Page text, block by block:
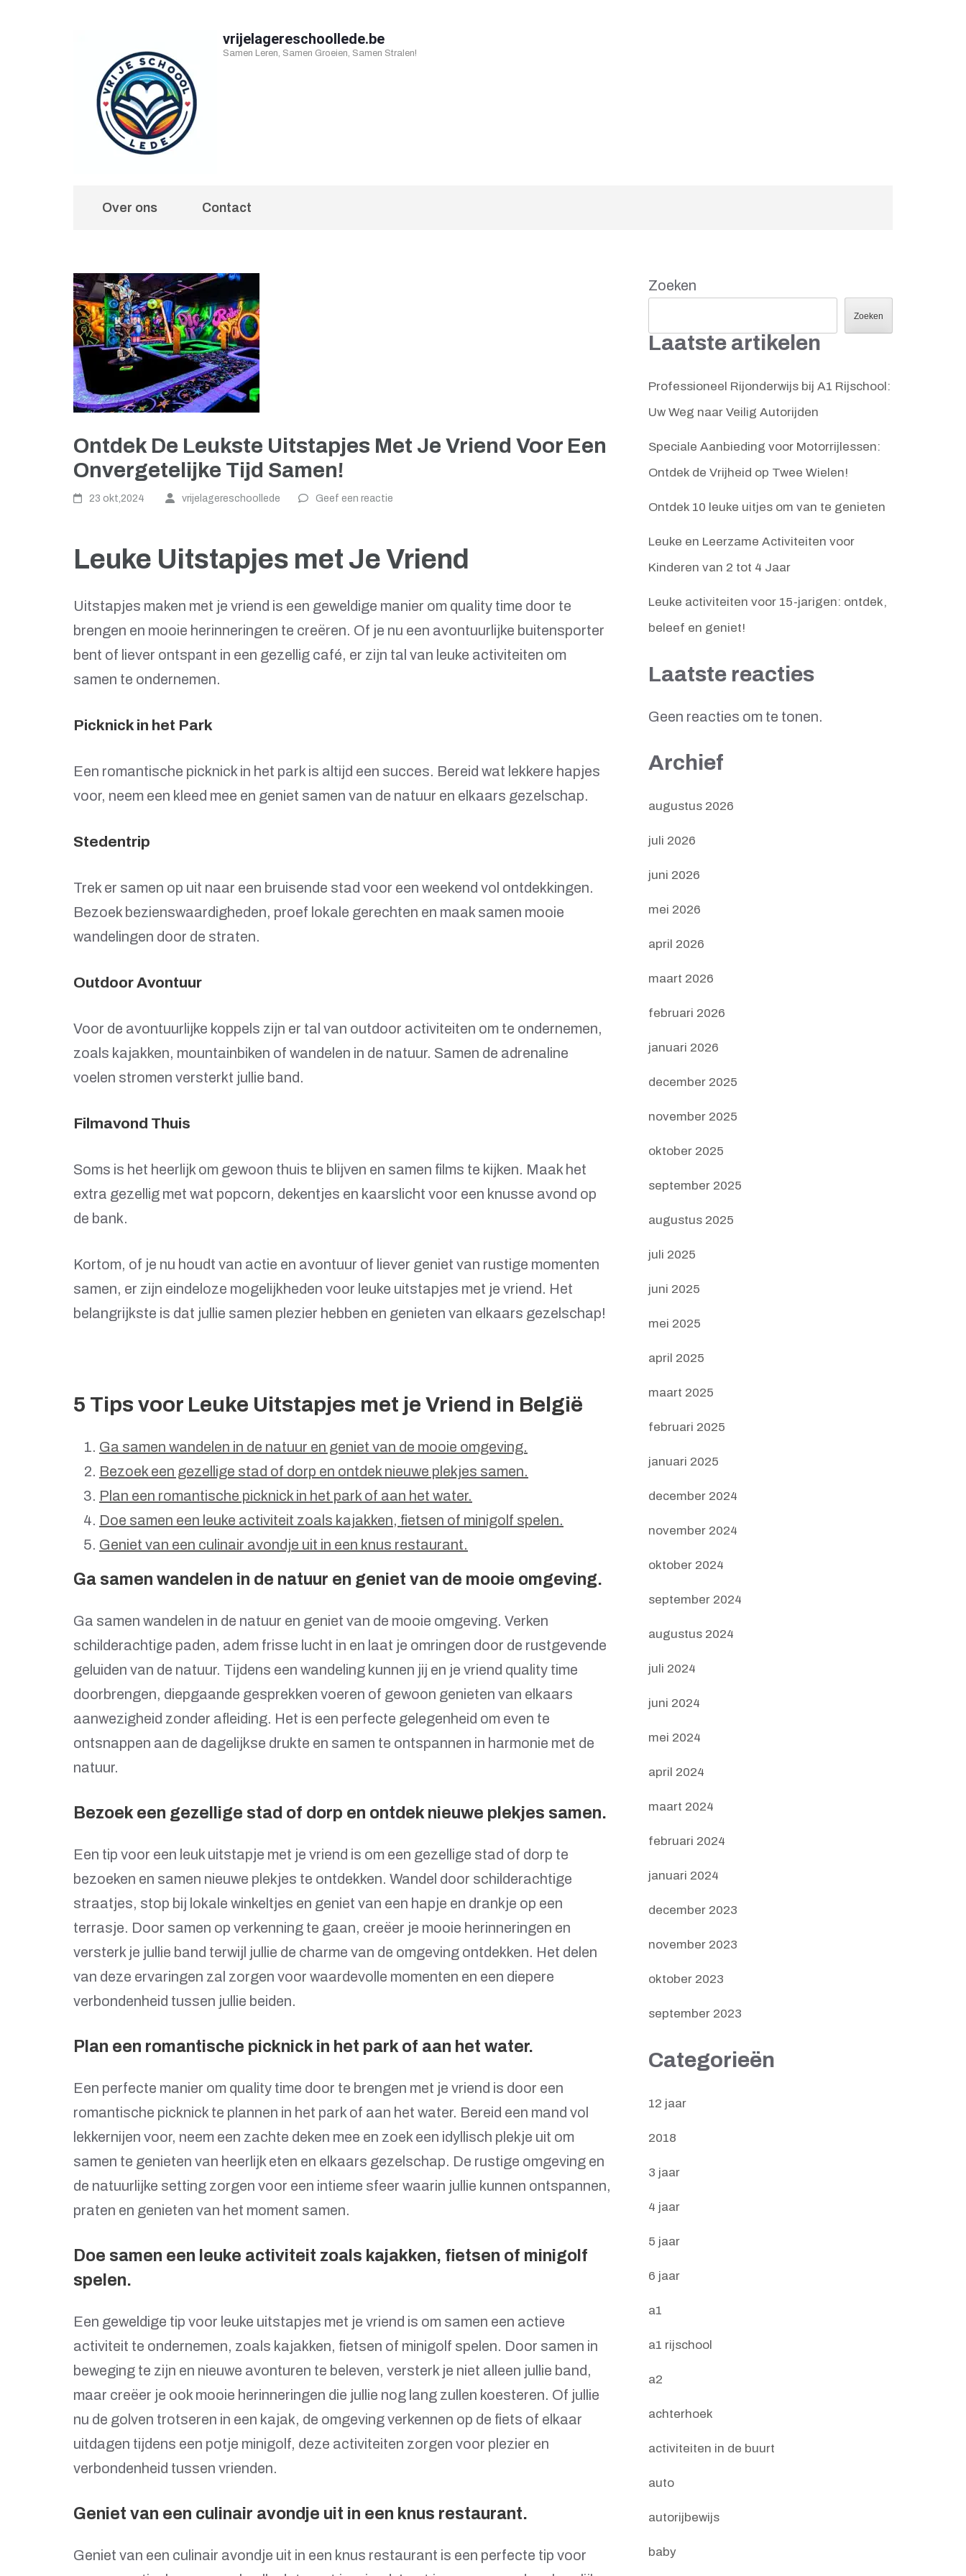
vrijelagereschoollede.be
Samen Leren, Samen Groeien, Samen Stralen!
Over ons Contact
Ontdek De Leukste Uitstapjes Met Je Vriend Voor Een
Onvergetelijke Tijd Samen!
23 okt,2024 vrijelagereschoollede Geef een reactie
Leuke Uitstapjes met Je Vriend
Uitstapjes maken met je vriend is een geweldige manier om quality time door te
brengen en mooie herinneringen te creëren. Of je nu een avontuurlijke buitensporter
bent of liever ontspant in een gezellig café, er zijn tal van leuke activiteiten om
samen te ondernemen.
Picknick in het Park
Een romantische picknick in het park is altijd een succes. Bereid wat lekkere hapjes
voor, neem een kleed mee en geniet samen van de natuur en elkaars gezelschap.
Stedentrip
Trek er samen op uit naar een bruisende stad voor een weekend vol ontdekkingen.
Bezoek bezienswaardigheden, proef lokale gerechten en maak samen mooie
wandelingen door de straten.
Outdoor Avontuur
Voor de avontuurlijke koppels zijn er tal van outdoor activiteiten om te ondernemen,
zoals kajakken, mountainbiken of wandelen in de natuur. Samen de adrenaline
voelen stromen versterkt jullie band.
Filmavond Thuis
Soms is het heerlijk om gewoon thuis te blijven en samen films te kijken. Maak het
extra gezellig met wat popcorn, dekentjes en kaarslicht voor een knusse avond op
de bank.
Kortom, of je nu houdt van actie en avontuur of liever geniet van rustige momenten
samen, er zijn eindeloze mogelijkheden voor leuke uitstapjes met je vriend. Het
belangrijkste is dat jullie samen plezier hebben en genieten van elkaars gezelschap!
5 Tips voor Leuke Uitstapjes met je Vriend in België
Ga samen wandelen in de natuur en geniet van de mooie omgeving.
Bezoek een gezellige stad of dorp en ontdek nieuwe plekjes samen.
Plan een romantische picknick in het park of aan het water.
Doe samen een leuke activiteit zoals kajakken, fietsen of minigolf spelen.
Geniet van een culinair avondje uit in een knus restaurant.
Ga samen wandelen in de natuur en geniet van de mooie omgeving.
Ga samen wandelen in de natuur en geniet van de mooie omgeving. Verken
schilderachtige paden, adem frisse lucht in en laat je omringen door de rustgevende
geluiden van de natuur. Tijdens een wandeling kunnen jij en je vriend quality time
doorbrengen, diepgaande gesprekken voeren of gewoon genieten van elkaars
aanwezigheid zonder afleiding. Het is een perfecte gelegenheid om even te
ontsnappen aan de dagelijkse drukte en samen te ontspannen in harmonie met de
natuur.
Bezoek een gezellige stad of dorp en ontdek nieuwe plekjes samen.
Een tip voor een leuk uitstapje met je vriend is om een gezellige stad of dorp te
bezoeken en samen nieuwe plekjes te ontdekken. Wandel door schilderachtige
straatjes, stop bij lokale winkeltjes en geniet van een hapje en drankje op een
terrasje. Door samen op verkenning te gaan, creëer je mooie herinneringen en
versterk je jullie band terwijl jullie de charme van de omgeving ontdekken. Het delen
van deze ervaringen zal zorgen voor waardevolle momenten en een diepere
verbondenheid tussen jullie beiden.
Plan een romantische picknick in het park of aan het water.
Een perfecte manier om quality time door te brengen met je vriend is door een
romantische picknick te plannen in het park of aan het water. Bereid een mand vol
lekkernijen voor, neem een zachte deken mee en zoek een idyllisch plekje uit om
samen te genieten van heerlijk eten en elkaars gezelschap. De rustige omgeving en
de natuurlijke setting zorgen voor een intieme sfeer waarin jullie kunnen ontspannen,
praten en genieten van het moment samen.
Doe samen een leuke activiteit zoals kajakken, fietsen of minigolf
spelen.
Een geweldige tip voor leuke uitstapjes met je vriend is om samen een actieve
activiteit te ondernemen, zoals kajakken, fietsen of minigolf spelen. Door samen in
beweging te zijn en nieuwe avonturen te beleven, versterk je niet alleen jullie band,
maar creëer je ook mooie herinneringen die jullie nog lang zullen koesteren. Of jullie
nu de golven trotseren in een kajak, de omgeving verkennen op de fiets of elkaar
uitdagen tijdens een potje minigolf, deze activiteiten zorgen voor plezier en
verbondenheid tussen vrienden.
Geniet van een culinair avondje uit in een knus restaurant.
Geniet van een culinair avondje uit in een knus restaurant is een perfecte tip voor
Zoeken
Zoeken
Laatste artikelen
Professioneel Rijonderwijs bij A1 Rijschool:
Uw Weg naar Veilig Autorijden
Speciale Aanbieding voor Motorrijlessen:
Ontdek de Vrijheid op Twee Wielen!
Ontdek 10 leuke uitjes om van te genieten
Leuke en Leerzame Activiteiten voor
Kinderen van 2 tot 4 Jaar
Leuke activiteiten voor 15-jarigen: ontdek,
beleef en geniet!
Laatste reacties
Geen reacties om te tonen.
Archief
augustus 2026
juli 2026
juni 2026
mei 2026
april 2026
maart 2026
februari 2026
januari 2026
december 2025
november 2025
oktober 2025
september 2025
augustus 2025
juli 2025
juni 2025
mei 2025
april 2025
maart 2025
februari 2025
januari 2025
december 2024
november 2024
oktober 2024
september 2024
augustus 2024
juli 2024
juni 2024
mei 2024
april 2024
maart 2024
februari 2024
januari 2024
december 2023
november 2023
oktober 2023
september 2023
Categorieën
12 jaar
2018
3 jaar
4 jaar
5 jaar
6 jaar
a1
a1 rijschool
a2
achterhoek
activiteiten in de buurt
auto
autorijbewijs
baby